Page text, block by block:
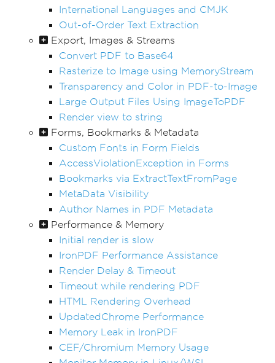
International Languages and CMJK
Out-of-Order Text Extraction
Export, Images & Streams
Convert PDF to Base64
Rasterize to Image using MemoryStream
Transparency and Color in PDF-to-Image
Large Output Files Using ImageToPDF
Render view to string
Forms, Bookmarks & Metadata
Custom Fonts in Form Fields
AccessViolationException in Forms
Bookmarks via ExtractTextFromPage
MetaData Visibility
Author Names in PDF Metadata
Performance & Memory
Initial render is slow
IronPDF Performance Assistance
Render Delay & Timeout
Timeout while rendering PDF
HTML Rendering Overhead
UpdatedChrome Performance
Memory Leak in IronPDF
CEF/Chromium Memory Usage